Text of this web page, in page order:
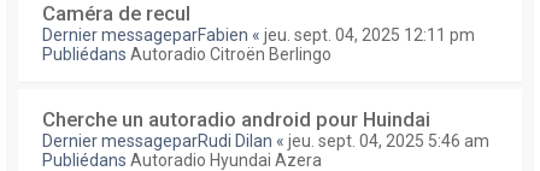
Caméra de recul
Dernier messageparFabien « jeu. sept. 04, 2025 12:11 pm
Publiédans Autoradio Citroën Berlingo
Cherche un autoradio android pour Huindai
Dernier messageparRudi Dilan « jeu. sept. 04, 2025 5:46 am
Publiédans Autoradio Hyundai Azera